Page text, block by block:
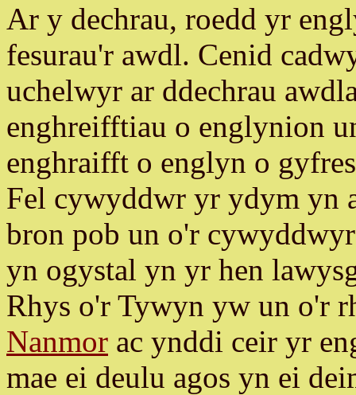
Ar y dechrau, roedd yr
fesurau'r awdl. Cenid
uchelwyr ar ddechrau
enghreifftiau o englynion
enghraifft o englyn o
Fel cywyddwr yr ydym yn
bron pob un o'r
yn ogystal yn yr hen
Rhys o'r Tywyn yw un o'r
Nanmor ac ynddi ceir yr
mae ei deulu agos yn ei